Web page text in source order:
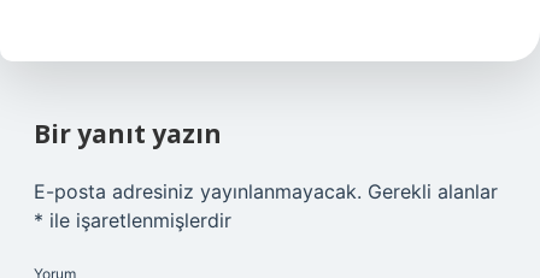
Bir yanıt yazın
E-posta adresiniz yayınlanmayacak. Gerekli alanlar
* ile işaretlenmişlerdir
Yorum